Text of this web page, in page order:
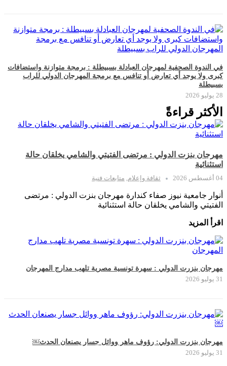
في الندوة الصحفية لمهرجان العبادلة بسبيطلة : برمجة متوازنة واستضافات
كبرى ولا يوجد أي تعارض أو تنافس مع برمجة المهرجان الدولي للراب
بسبيطلة
28 يوليو 2026
الأكثر قراءةً
مهرجان بنزت الدولي : مرتضى الفتيتي والشامي يخلقان حالة
استثنائية
04 أغسطس 2026 ثقافة وإعلام متابعات فنية
أنوار جامعية نيوز صفاء كندارة مهرجان بنزت الدولي : مرتضى
الفتيتي والشامي يخلقان حالة استثنائية
اقرأ المزيد
مهرجان بنزرت الدولي : سهرة تونسية مصرية تلهب مدارج المهرجان
31 يوليو 2026
مهرجان بنزرت الدولي: رؤوف ماهر ووائل جسار يصنعان الحدث￼
31 يوليو 2026